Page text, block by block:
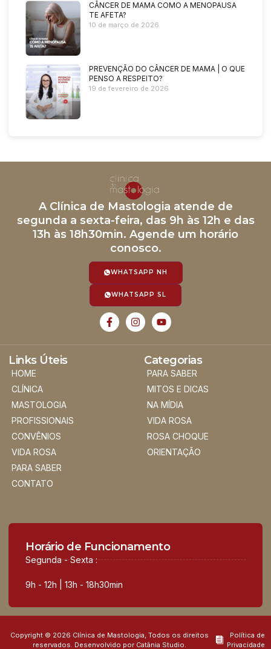
CÂNCER DE MAMA COMO A MENOPAUSA
TE AFETA?
10 de março de 2026
PREVENÇÃO DO CÂNCER DE MAMA | O QUE
PENSO A RESPEITO?
19 de fevereiro de 2026
A Clínica de Mastologia atende de
segunda a sexta-feira, das 9h às 12h e das
13h às 18h30min. Agende um horário
conosco.
WHATSAPP NH
WHATSAPP SL
Links Úteis
HOME
CLÍNICA
MASTOLOGIA
PROFISSIONAIS
CONVÊNIOS
VIDA ROSA
PARA SABER
CONTATO
Categorias
PARA SABER
MITOS E DICAS
NA MÍDIA
VIDA ROSA
ROSA CHOQUE
ORIENTAÇÃO
Horário de Funcionamento
Segunda - Sexta :
9h - 12h | 13h - 18h30min
Copyright © 2026 Clínica de Mastologia, Todos os direitos
reservados. Desenvolvido por Catânia Studio.
Política de
Privacidade